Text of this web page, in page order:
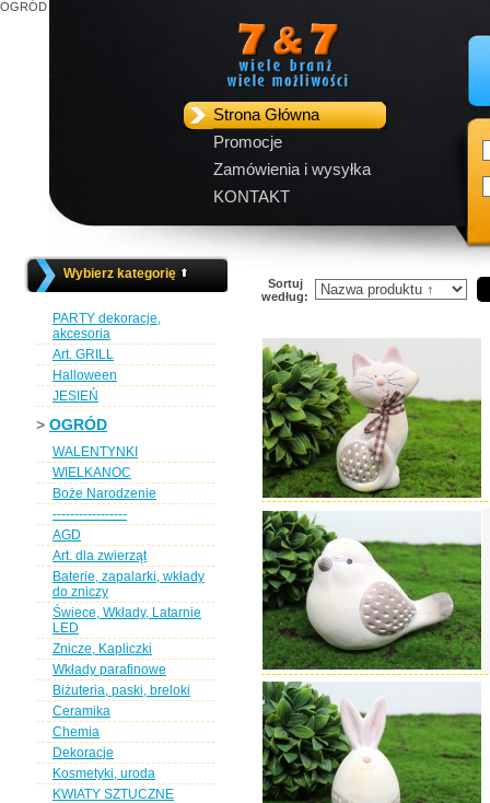
OGRÓD
Strona Główna
Promocje
Zamówienia i wysyłka
KONTAKT
Wybierz kategorię
PARTY dekoracje,
akcesoria
Art. GRILL
Halloween
JESIEŃ
> OGRÓD
WALENTYNKI
WIELKANOC
Boże Narodzenie
-----------------
AGD
Art. dla zwierząt
Baterie, zapalarki, wkłady
do zniczy
Świece, Wkłady, Latarnie
LED
Znicze, Kapliczki
Wkłady parafinowe
Biżuteria, paski, breloki
Ceramika
Chemia
Dekoracje
Kosmetyki, uroda
KWIATY SZTUCZNE
Sortuj
według: